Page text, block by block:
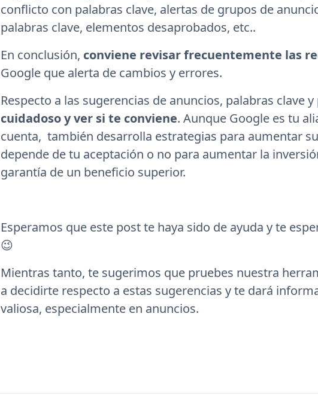
conflicto con palabras clave, alertas de grupos de
palabras clave, elementos desaprobados, etc..
En conclusión, conviene revisar frecuentemente las
Google que alerta de cambios y errores.
Respecto a las sugerencias de anuncios, palabras clave y
cuidadoso y ver si te conviene. Aunque Google es tu
cuenta, también desarrolla estrategias para aumentar
depende de tu aceptación o no para aumentar la
garantía de un beneficio superior.
Esperamos que este post te haya sido de ayuda y te
😉
Mientras tanto, te sugerimos que pruebes nuestra
a decidirte respecto a estas sugerencias y te dará
valiosa, especialmente en anuncios.